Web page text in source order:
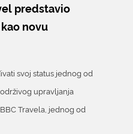
predstavio
novu
svoj status jednog od
upravljanja
Travela, jednog od